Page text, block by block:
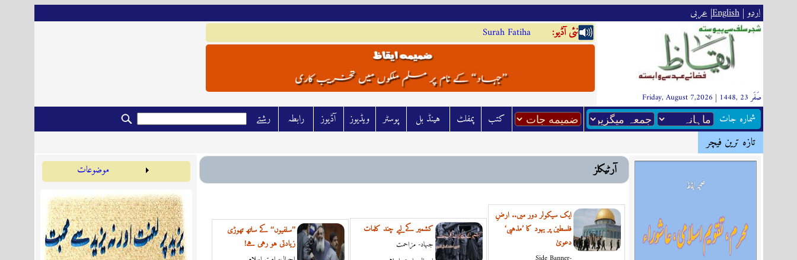
عربى|English|اردو
Surah Fatiha
:نئى آڈيو
Friday, August 7,2026 | 1448, صَفَر 23
رشتے رابطہ آڈيوز ويڈيوز پوسٹر ہينڈ بل پمفلٹ کتب شماره جات
تازہ ترين فیچر
موضوعات آرٹیکلز
’’سلفیوں‘‘ کے ساتھ تھوڑی
زیادتی ہو رہی ہے!
کشمیر کےلیے چند کلمات
جہاد- مزاحمت
ایک سیکولر دور میں.. ارضِ
فلسطین پر یہود کا ’مذہبی‘
دعویٰ